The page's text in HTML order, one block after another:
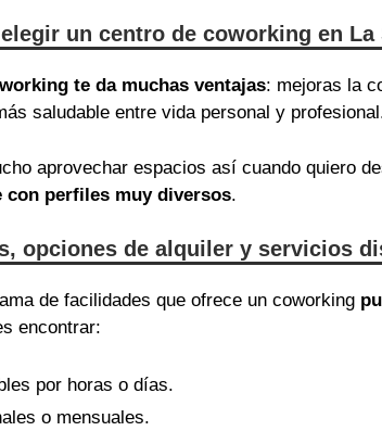
un centro de coworking en La
te da muchas ventajas: mejoras la
saludable entre vida personal y
aprovechar espacios así cuando quiero
con perfiles muy diversos.
opciones de alquiler y servicios
de facilidades que ofrece un coworking
encontrar:
por horas o días.
o mensuales.